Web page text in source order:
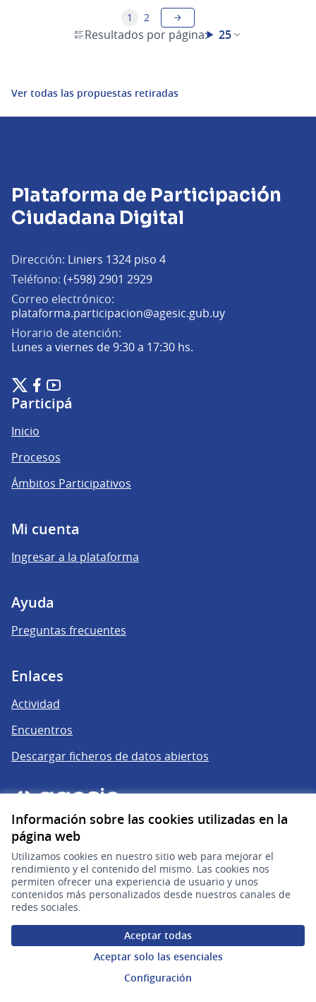
Información sobre las cookies utilizadas en la
página web
Utilizamos cookies en nuestro sitio web para mejorar el
rendimiento y el contenido del mismo. Las cookies nos
permiten ofrecer una experiencia de usuario y unos
contenidos más personalizados desde nuestros canales de
redes sociales.
Aceptar todas
Aceptar solo las esenciales
Configuración
Resultados por página: 25
1 2
Ver todas las propuestas retiradas
Plataforma de Participación
Ciudadana Digital
Dirección: Liniers 1324 piso 4
Teléfono: (+598) 2901 2929
Correo electrónico:
plataforma.participacion@agesic.gub.uy(Abrir en una
Horario de atención:
Lunes a viernes de 9:30 a 17:30 hs.
Plataforma de Participación Ciudadana Digital en X
(Enlace externo)
Plataforma de Participación Ciudadana Digital en Facebook
(Enlace externo)
Plataforma de Participación Ciudadana Digital en
(Enlace externo)
Participá
Inicio
Procesos
Ámbitos Participativos
Mi cuenta
Ingresar a la plataforma
Ayuda
Preguntas frecuentes
Enlaces
Actividad
Encuentros
Descargar ficheros de datos abiertos
gub.uy
(Enlace externo)
Sitio oficial de la República Oriental del Uruguay
Configuración de cookies
Web creada consoftware libre